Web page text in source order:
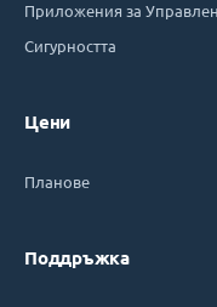
Приложения за
Сигурността
Цени
Планове
Поддръжка